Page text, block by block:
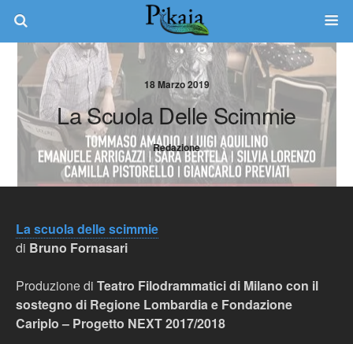
18 Marzo 2019
La Scuola Delle Scimmie
Redazione
La scuola delle scimmie
di Bruno Fornasari
Produzione di Teatro Filodrammatici di Milano con il
sostegno di Regione Lombardia e Fondazione
Cariplo – Progetto NEXT 2017/2018